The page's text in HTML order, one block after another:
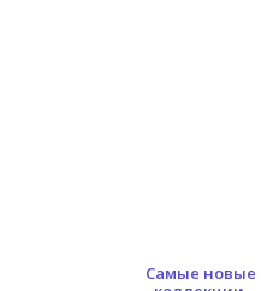
Самые новые